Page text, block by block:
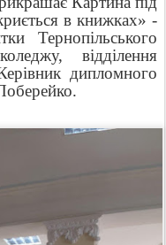
в книжках» -
Тернопільського
відділення
дипломного